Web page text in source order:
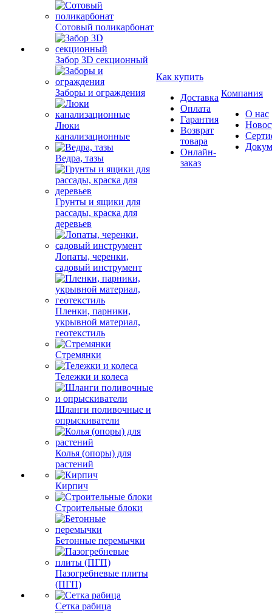
Сотовый поликарбонат
Забор 3D секционный
Заборы и ограждения
Люки
канализационные
Ведра, тазы
Грунты и ящики для
рассады, краска для
деревьев
Лопаты, черенки,
садовый инструмент
Пленки, парники,
укрывной материал,
геотекстиль
Стремянки
Тележки и колеса
Шланги поливочные и
опрыскиватели
Колья (опоры) для
растений
Кирпич
Строительные блоки
Бетонные перемычки
Пазогребневые плиты
(ПГП)
Сетка рабица
Как купить
Доставка
Оплата
Гарантия
Возврат
товара
Онлайн-
заказ
Компания
О нас